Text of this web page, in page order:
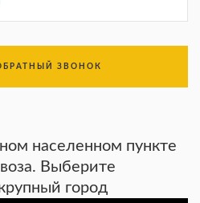
ЗВОНОК
населенном пункте
Выберите
город